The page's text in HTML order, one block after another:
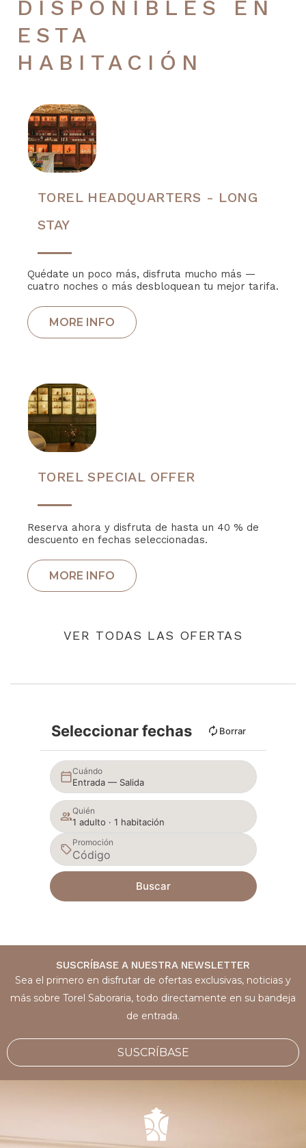
DISPONIBLES EN
ESTA
HABITACIÓN
TOREL HEADQUARTERS - LONG
STAY
Quédate un poco más, disfruta mucho más —
cuatro noches o más desbloquean tu mejor tarifa.
TOREL SPECIAL OFFER
Reserva ahora y disfruta de hasta un 40 % de
descuento en fechas seleccionadas.
VER TODAS LAS OFERTAS
Seleccionar fechas Borrar
Cuándo
Entrada — Salida
Quién
1 adulto · 1 habitación
Promoción
Buscar
SUSCRÍBASE A NUESTRA NEWSLETTER
Sea el primero en disfrutar de ofertas exclusivas, noticias y
más sobre Torel Saboraria, todo directamente en su bandeja
de entrada.
SUSCRÍBASE